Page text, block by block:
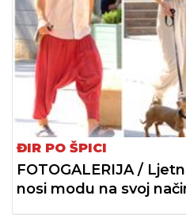
ĐIR PO ŠPICI
FOTOGALERIJA /
nosi modu na svoj